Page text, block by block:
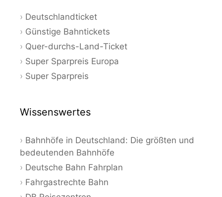
Deutschlandticket
Günstige Bahntickets
Quer-durchs-Land-Ticket
Super Sparpreis Europa
Super Sparpreis
Wissenswertes
Bahnhöfe in Deutschland: Die größten und
bedeutenden Bahnhöfe
Deutsche Bahn Fahrplan
Fahrgastrechte Bahn